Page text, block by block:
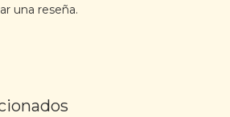
una reseña.